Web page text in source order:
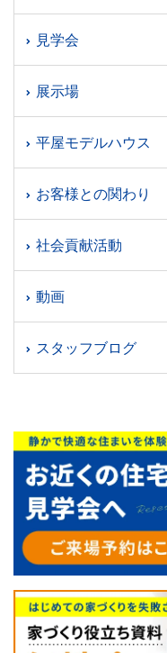
見学会
展示場
平屋モデルハウス
お客様との関わり
社会貢献活動
動画
スタッフブログ